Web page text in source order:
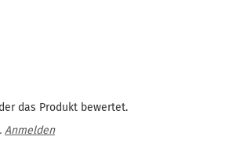
das Produkt bewertet.
Anmelden